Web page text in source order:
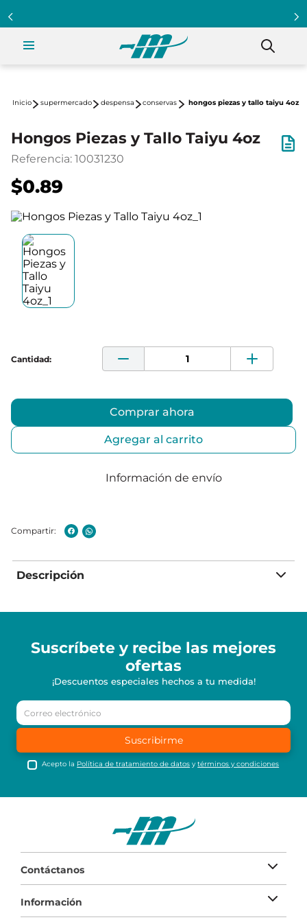
supermercado despensa conservas hongos piezas y tallo taiyu 4oz
Hongos Piezas y Tallo Taiyu 4oz
Referencia: 10031230
$0.89
Comprar ahora
Agregar al carrito
Información de envío
Descripción
Suscríbete y recibe las mejores
ofertas
¡Descuentos especiales hechos a tu medida!
Suscribirme
Acepto la Política de tratamiento de datos ytérminos y condiciones
Contáctanos
Información